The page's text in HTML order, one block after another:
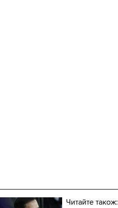
Читайте також: